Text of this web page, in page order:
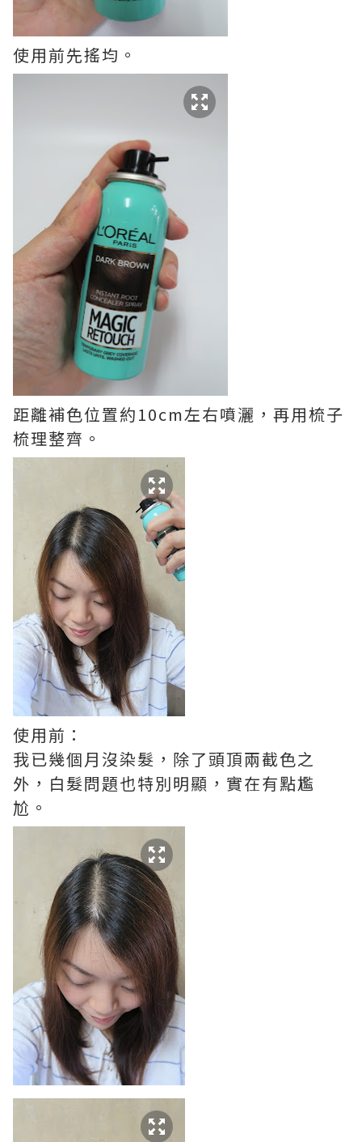
使用前先搖均。
距離補色位置約10cm左右噴灑，再用梳子
梳理整齊。
使用前：
我已幾個月沒染髮，除了頭頂兩截色之
外，白髮問題也特別明顯，實在有點尷
尬。